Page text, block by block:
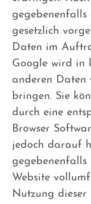
gesetzlich
Daten im
Google wird in
anderen Daten
bringen. Sie
durch eine
Browser
jedoch darauf
gegebenenfalls
Website
Nutzung dieser